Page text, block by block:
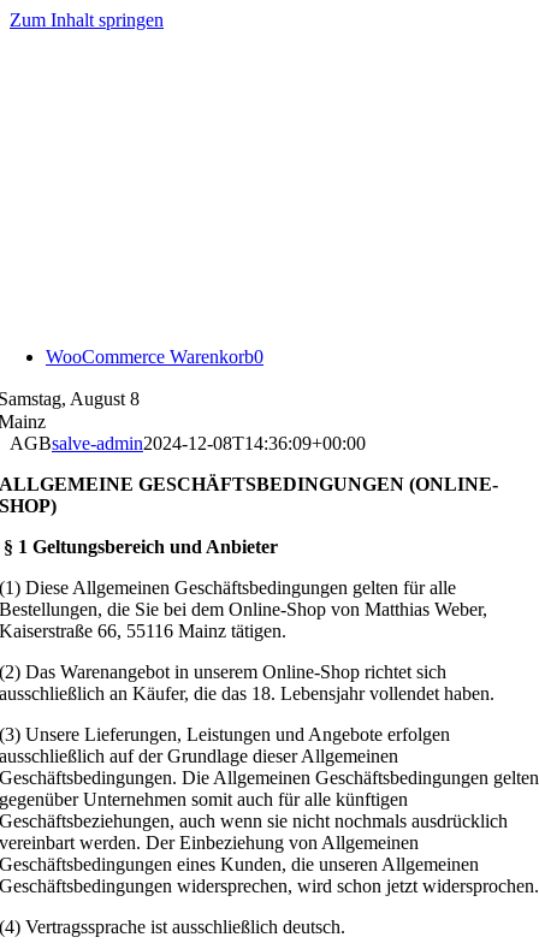
Zum Inhalt springen
WooCommerce Warenkorb0
August 8
AGBsalve-admin2024-12-08T14:36:09+00:00
ALLGEMEINE GESCHÄFTSBEDINGUNGEN (ONLINE-
SHOP)
§ 1 Geltungsbereich und Anbieter
(1) Diese Allgemeinen Geschäftsbedingungen gelten für alle
Bestellungen, die Sie bei dem Online-Shop von Matthias Weber,
Kaiserstraße 66, 55116 Mainz tätigen.
(2) Das Warenangebot in unserem Online-Shop richtet sich
ausschließlich an Käufer, die das 18. Lebensjahr vollendet haben.
(3) Unsere Lieferungen, Leistungen und Angebote erfolgen
ausschließlich auf der Grundlage dieser Allgemeinen
Geschäftsbedingungen. Die Allgemeinen Geschäftsbedingungen gelten
gegenüber Unternehmen somit auch für alle künftigen
Geschäftsbeziehungen, auch wenn sie nicht nochmals ausdrücklich
vereinbart werden. Der Einbeziehung von Allgemeinen
Geschäftsbedingungen eines Kunden, die unseren Allgemeinen
Geschäftsbedingungen widersprechen, wird schon jetzt widersprochen.
(4) Vertragssprache ist ausschließlich deutsch.